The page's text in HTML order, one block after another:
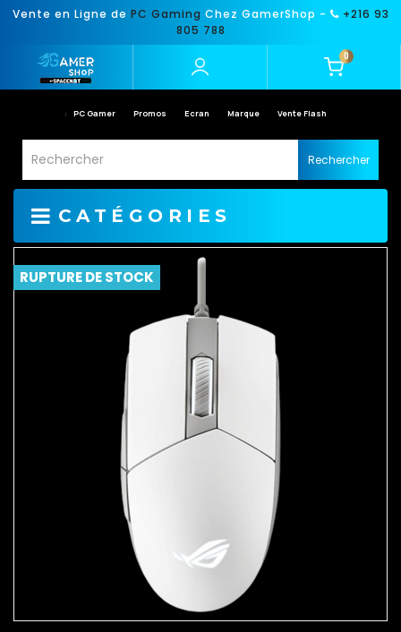
Vente en Ligne de PC Gaming Chez GamerShop -
+216 93
805 788
0
PC Gamer Promos Ecran Marque Vente Flash
Rechercher
CATÉGORIES
RUPTURE DE STOCK